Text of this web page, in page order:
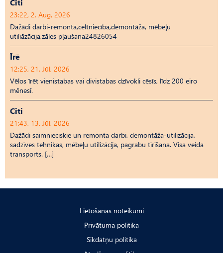
23:22, 2. Aug, 2026
Dažādi darbi-remonta,celtniecība,demontāža, mēbeļu
utiliāzācija,zāles pļaušana24826054
Īrē
12:25, 21. Jūl, 2026
Vēlos īrēt vienistabas vai divistabas dzīvokli cēsīs, līdz 200 eiro
mēnesī.
Citi
21:43, 13. Jūl, 2026
Dažādi saimnieciskie un remonta darbi, demontāža-utilizācija,
sadzīves tehnikas, mēbeļu utilizācija, pagrabu tīrīšana. Visa veida
transports. […]
Lietošanas noteikumi
Privātuma politika
Sīkdatņu politika